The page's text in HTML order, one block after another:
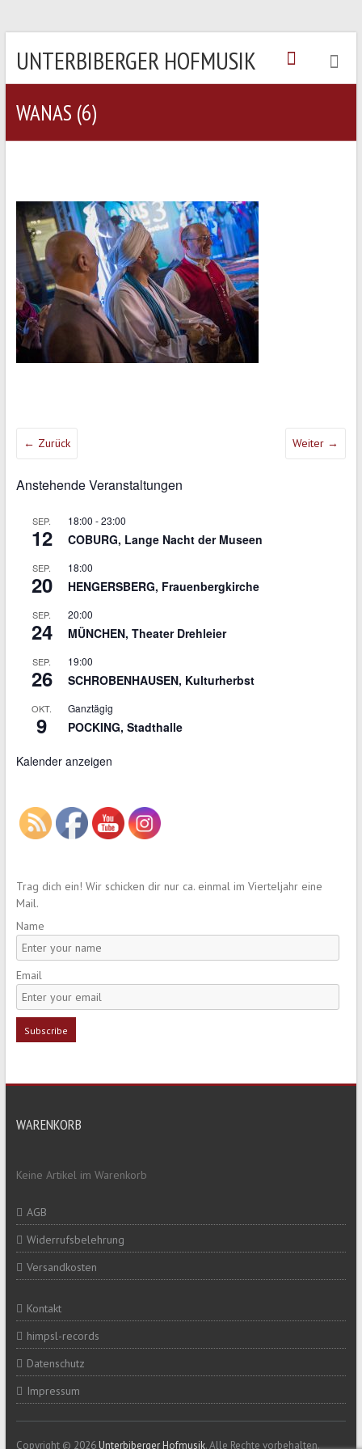
UNTERBIBERGER HOFMUSIK
WANAS (6)
← Zurück Weiter →
Anstehende Veranstaltungen
SEP.
12
18:00 -23:00
COBURG, Lange Nacht der Museen
SEP.
20
18:00
HENGERSBERG, Frauenbergkirche
SEP.
24
20:00
MÜNCHEN, Theater Drehleier
SEP.
26
19:00
SCHROBENHAUSEN, Kulturherbst
OKT.
9
Ganztägig
POCKING, Stadthalle
Kalender anzeigen
Trag dich ein! Wir schicken dir nur ca. einmal im Vierteljahr eine
Mail.
Name
Email
WARENKORB
Keine Artikel im Warenkorb
AGB
Widerrufsbelehrung
Versandkosten
Kontakt
himpsl-records
Datenschutz
Impressum
Copyright © 2026 Unterbiberger Hofmusik. Alle Rechte vorbehalten.